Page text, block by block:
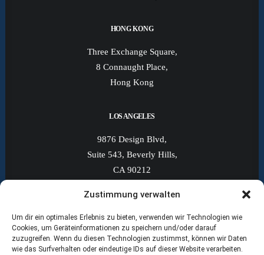
Zustimmung verwalten
Um dir ein optimales Erlebnis zu bieten, verwenden wir Technologien wie
Cookies, um Geräteinformationen zu speichern und/oder darauf
zuzugreifen. Wenn du diesen Technologien zustimmst, können wir Daten
wie das Surfverhalten oder eindeutige IDs auf dieser Website verarbeiten.
HONG KONG
Three Exchange Square,
8 Connaught Place,
Hong Kong
LOS ANGELES
9876 Design Blvd,
Suite 543, Beverly Hills,
CA 90212
8622 Broadway Street 352,
Brooklyn, NY 11214,